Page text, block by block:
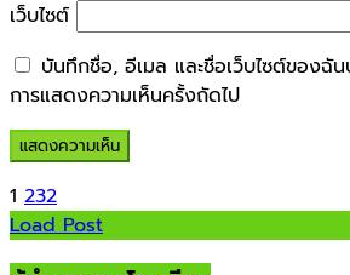
เว็บไซต์
บันทึกชื่อ, อีเมล และชื่อเว็บไซต์ของฉัน
การแสดงความเห็นครั้งถัดไป
1 232
Load Post